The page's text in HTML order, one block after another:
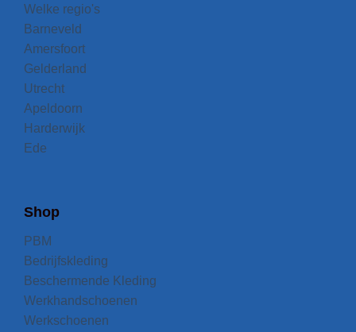
Welke regio's
Barneveld
Amersfoort
Gelderland
Utrecht
Apeldoorn
Harderwijk
Ede
Shop
PBM
Bedrijfskleding
Beschermende Kleding
Werkhandschoenen
Werkschoenen